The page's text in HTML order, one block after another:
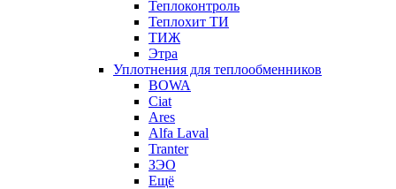
Теплоконтроль
Теплохит ТИ
ТИЖ
Этра
Уплотнения для теплообменников
BOWA
Ciat
Ares
Alfa Laval
Tranter
ЗЭО
Ещё